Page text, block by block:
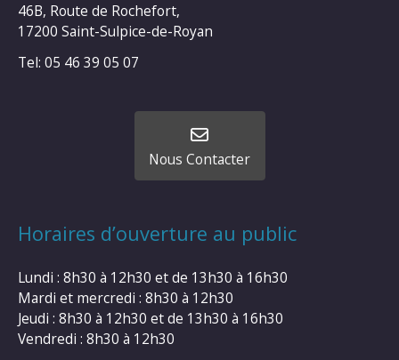
46B, Route de Rochefort,
17200 Saint-Sulpice-de-Royan
Tel: 05 46 39 05 07
Nous Contacter
Horaires d’ouverture au public
Lundi : 8h30 à 12h30 et de 13h30 à 16h30
Mardi et mercredi : 8h30 à 12h30
Jeudi : 8h30 à 12h30 et de 13h30 à 16h30
Vendredi : 8h30 à 12h30